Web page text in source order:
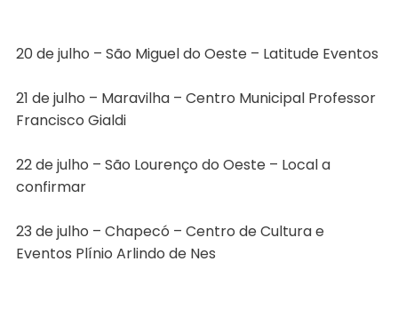
20 de julho – São Miguel do Oeste – Latitude Eventos
21 de julho – Maravilha – Centro Municipal Professor
Francisco Gialdi
22 de julho – São Lourenço do Oeste – Local a
confirmar
23 de julho – Chapecó – Centro de Cultura e
Eventos Plínio Arlindo de Nes